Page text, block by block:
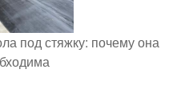
под стяжку: почему она